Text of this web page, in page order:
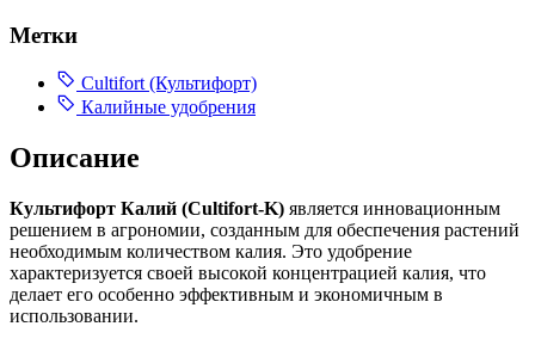
Метки
Cultifort (Культифорт)
Калийные удобрения
Описание
Культифорт Калий (Cultifort-K) является инновационным
решением в агрономии, созданным для обеспечения растений
необходимым количеством калия. Это удобрение
характеризуется своей высокой концентрацией калия, что
делает его особенно эффективным и экономичным в
использовании.